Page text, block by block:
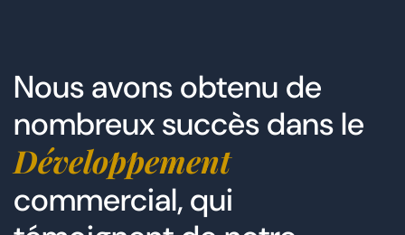
Nous avons obtenu de
nombreux succès dans le
Développement
commercial, qui